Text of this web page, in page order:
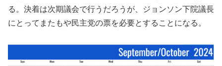
る。決着は次期議会で行うだろうが、ジョンソン下院議長
にとってまたもや民主党の票を必要とすることになる。